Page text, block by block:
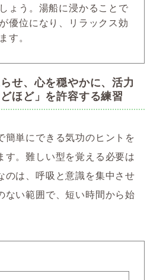
ょう。湯船に浸かることで
優位になり、リラックス効
す。
せ、心を穏やかに、活力
ほど」を許容する練習
簡単にできる気功のヒントを
す。難しい型を覚える必要は
のは、呼吸と意識を集中させ
ない範囲で、短い時間から始